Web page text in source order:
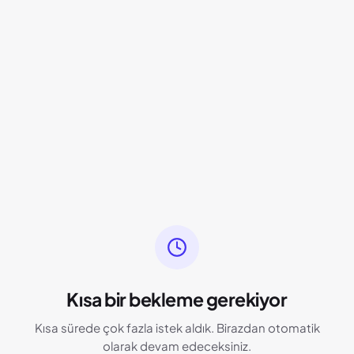
Kısa bir bekleme gerekiyor
Kısa sürede çok fazla istek aldık. Birazdan otomatik
olarak devam edeceksiniz.